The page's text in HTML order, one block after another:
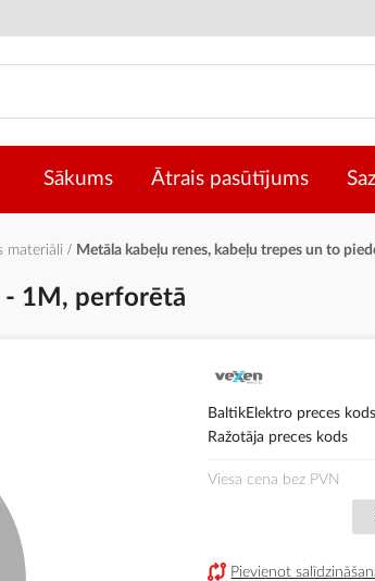
Sākums Ātrais pasūtījums
materiāli Metāla kabeļu renes, kabeļu trepes un to
- 1M, perforētā
BaltikElektro preces kods
Ražotāja preces kods
Viesa cena bez PVN
Pievienot